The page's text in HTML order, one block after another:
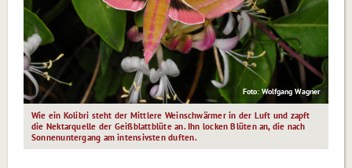
Foto: Wolfgang Wagner
Wie ein Kolibri steht der Mittlere Weinschwärmer in der Luft und zapft
die Nektarquelle der Geißblattblüte an. Ihn locken Blüten an, die nach
Sonnenuntergang am intensivsten duften.